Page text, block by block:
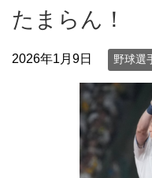
たまらん！
2026年1月9日 野球選